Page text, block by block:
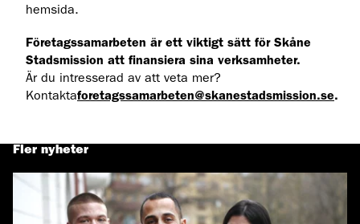
hemsida.
Företagssamarbeten är ett viktigt sätt för Skåne
Stadsmission att finansiera sina verksamheter.
Är du intresserad av att veta mer?
Kontaktaforetagssamarbeten@skanestadsmission.se.
Fler nyheter